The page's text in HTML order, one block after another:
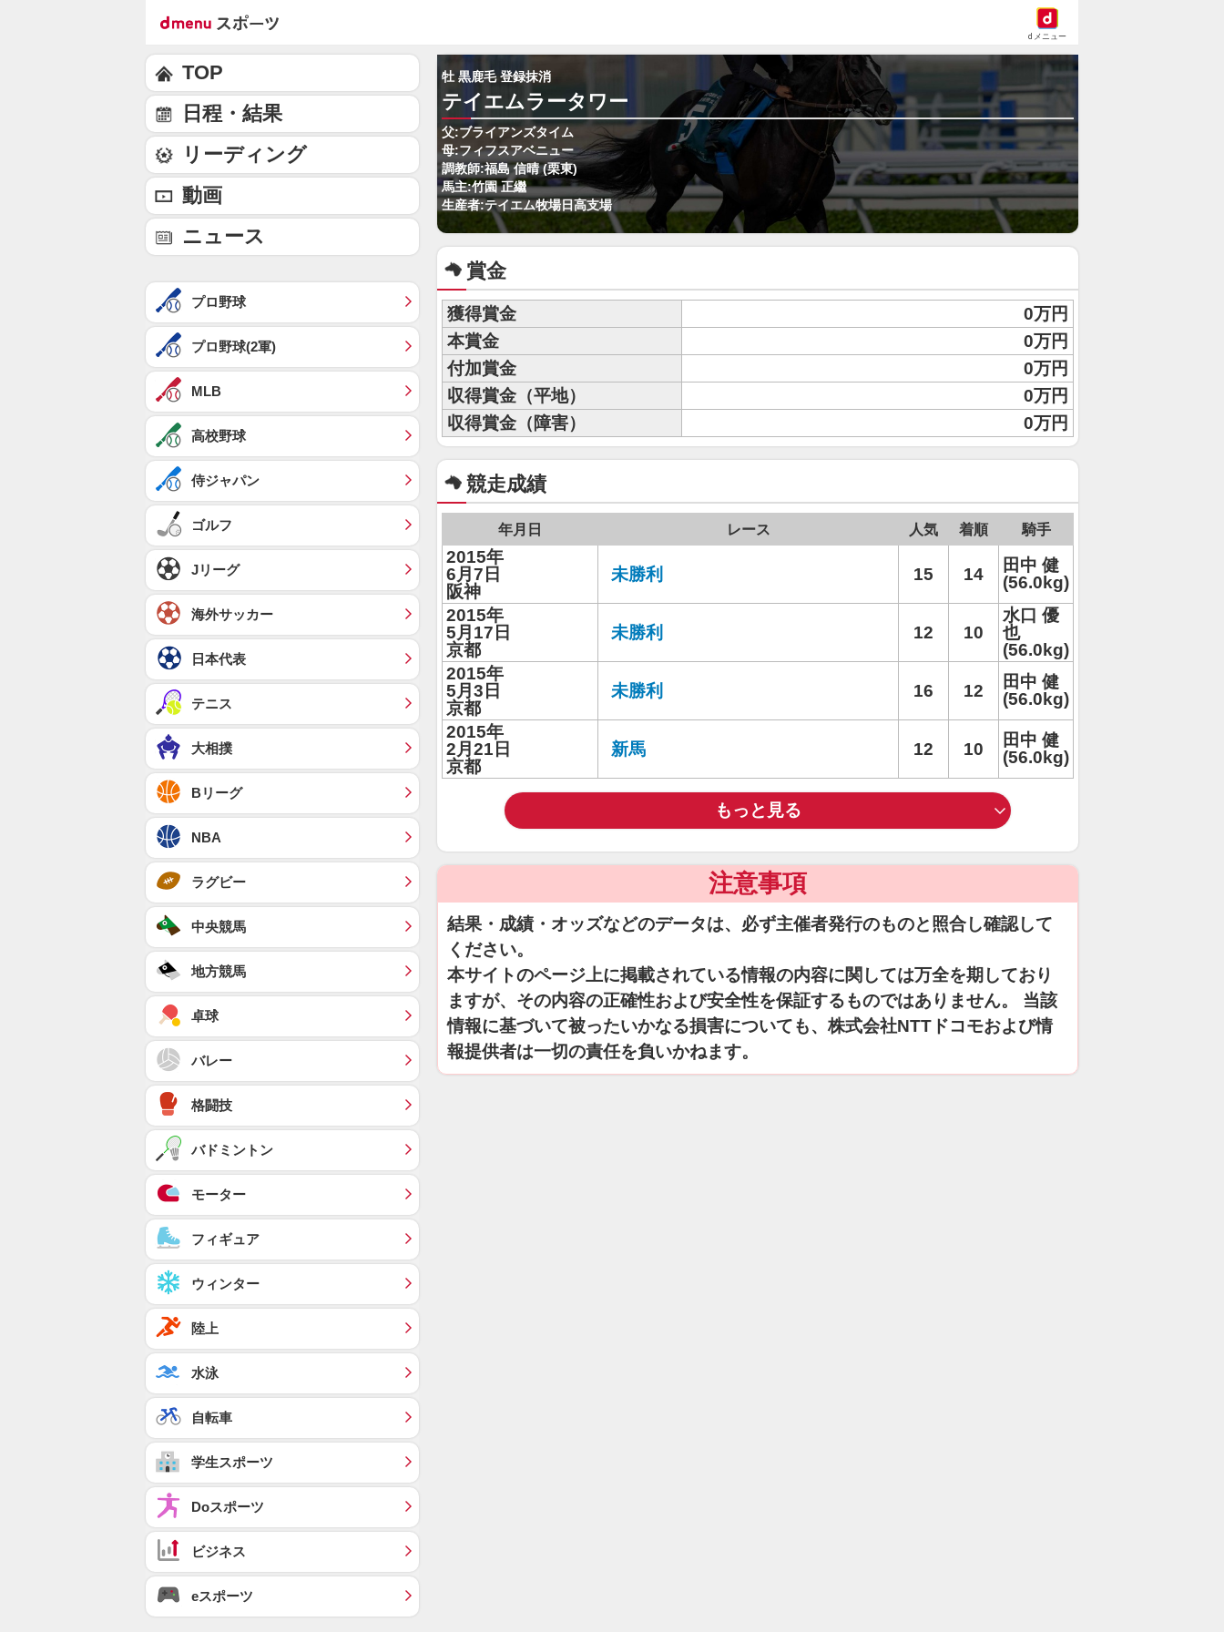
dメニュー
牡 黒鹿毛 登録抹消
テイエムラータワー
父:ブライアンズタイム
母:フィフスアベニュー
調教師:福島 信晴 (栗東)
馬主:竹園 正繼
生産者:テイエム牧場日高支場
賞金
獲得賞金
0万円
本賞金
0万円
付加賞金
0万円
収得賞金（平地）
0万円
収得賞金（障害）
0万円
競走成績
年月日 レース 人気 着順 騎手
2015年
6月7日
阪神
未勝利 15 14
田中 健
(56.0kg)
2015年
5月17日
京都
未勝利 12 10
水口 優
也
(56.0kg)
2015年
5月3日
京都
未勝利 16 12
田中 健
(56.0kg)
2015年
2月21日
京都
新馬 12 10
田中 健
(56.0kg)
もっと見る
注意事項
結果・成績・オッズなどのデータは、必ず主催者発行のものと照合し確認して
ください。
本サイトのページ上に掲載されている情報の内容に関しては万全を期しており
ますが、その内容の正確性および安全性を保証するものではありません。 当該
情報に基づいて被ったいかなる損害についても、株式会社NTTドコモおよび情
報提供者は一切の責任を負いかねます。
TOP
日程・結果
リーディング
動画
ニュース
プロ野球
プロ野球(2軍)
MLB
高校野球
侍ジャパン
ゴルフ
Jリーグ
海外サッカー
日本代表
テニス
大相撲
Bリーグ
NBA
ラグビー
中央競馬
地方競馬
卓球
バレー
格闘技
バドミントン
モーター
フィギュア
ウィンター
陸上
水泳
自転車
学生スポーツ
Doスポーツ
ビジネス
eスポーツ